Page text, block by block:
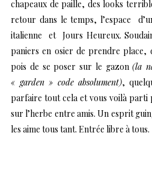
chapeaux de paille, des looks
retour dans le temps, l’espace
italienne et Jours Heureux.
paniers en osier de prendre place,
pois de se poser sur le gazon(la
« garden » code absolument),
parfaire tout cela et vous voilà parti
sur l’herbe entre amis. Un esprit
les aime tous tant. Entrée libre à tous.